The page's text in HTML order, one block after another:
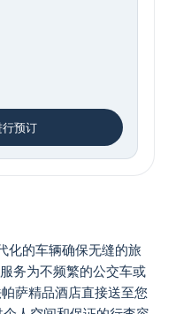
行预订
化的车辆确保无缝的旅
务为不频繁的公交车或
萨精品酒店直接送至您